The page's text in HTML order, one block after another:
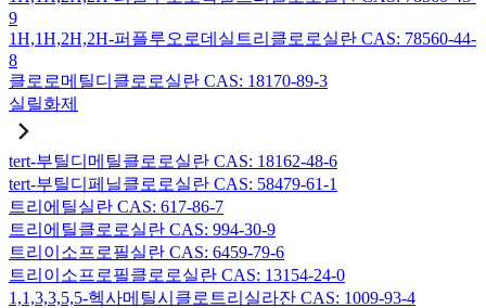
9
1H,1H,2H,2H-퍼플루오로데실트리클로로실란 CAS: 78560-44-
8
클로로메틸디클로로실란 CAS: 18170-89-3
실릴화제
tert-부틸디메틸클로로실란 CAS: 18162-48-6
tert-부틸디페닐클로로실란 CAS: 58479-61-1
트리에틸실란 CAS: 617-86-7
트리에틸클로로실란 CAS: 994-30-9
트리이소프로필실란 CAS: 6459-79-6
트리이소프로필클로로실란 CAS: 13154-24-0
1,1,3,3,5,5-헥사메틸시클로트리실라잔 CAS: 1009-93-4